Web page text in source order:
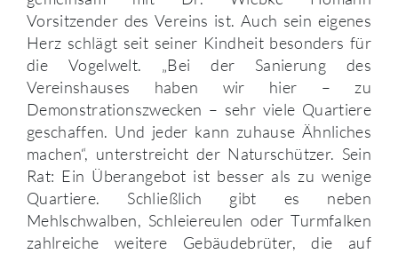
Vorsitzender des Vereins ist. Auch sein eigenes
Herz schlägt seit seiner Kindheit besonders für
die Vogelwelt. „Bei der Sanierung des
Vereinshauses haben wir hier – zu
Demonstrationszwecken – sehr viele Quartiere
geschaffen. Und jeder kann zuhause Ähnliches
machen“, unterstreicht der Naturschützer. Sein
Rat: Ein Überangebot ist besser als zu wenige
Quartiere. Schließlich gibt es neben
Mehlschwalben, Schleiereulen oder Turmfalken
zahlreiche weitere Gebäudebrüter, die auf